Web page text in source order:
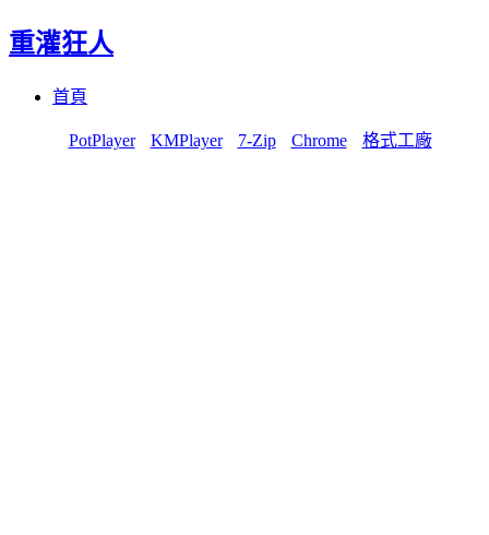
重灌狂人
首頁
PotPlayer KMPlayer 7-Zip Chrome 格式工廠